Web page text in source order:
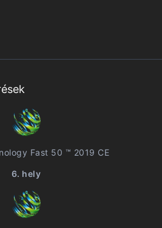
Fast 50 ™ 2019 CE
6. hely